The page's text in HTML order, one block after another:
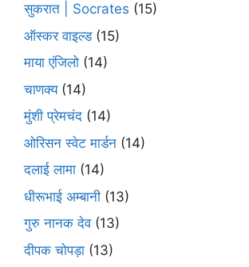
सुकरात | Socrates (15)
ऑस्कर वाइल्ड(15)
माया एंजिलो (14)
चाणक्य(14)
मुंशी प्रेमचंद (14)
ओरिसन स्‍वेट मार्डन (14)
दलाई लामा (14)
धीरूभाई अम्बानी (13)
गुरु नानक देव(13)
दीपक चोपड़ा (13)